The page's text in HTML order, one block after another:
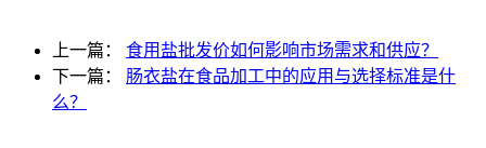
上一篇： 食用盐批发价如何影响市场需求和供应？
下一篇： 肠衣盐在食品加工中的应用与选择标准是什
么？